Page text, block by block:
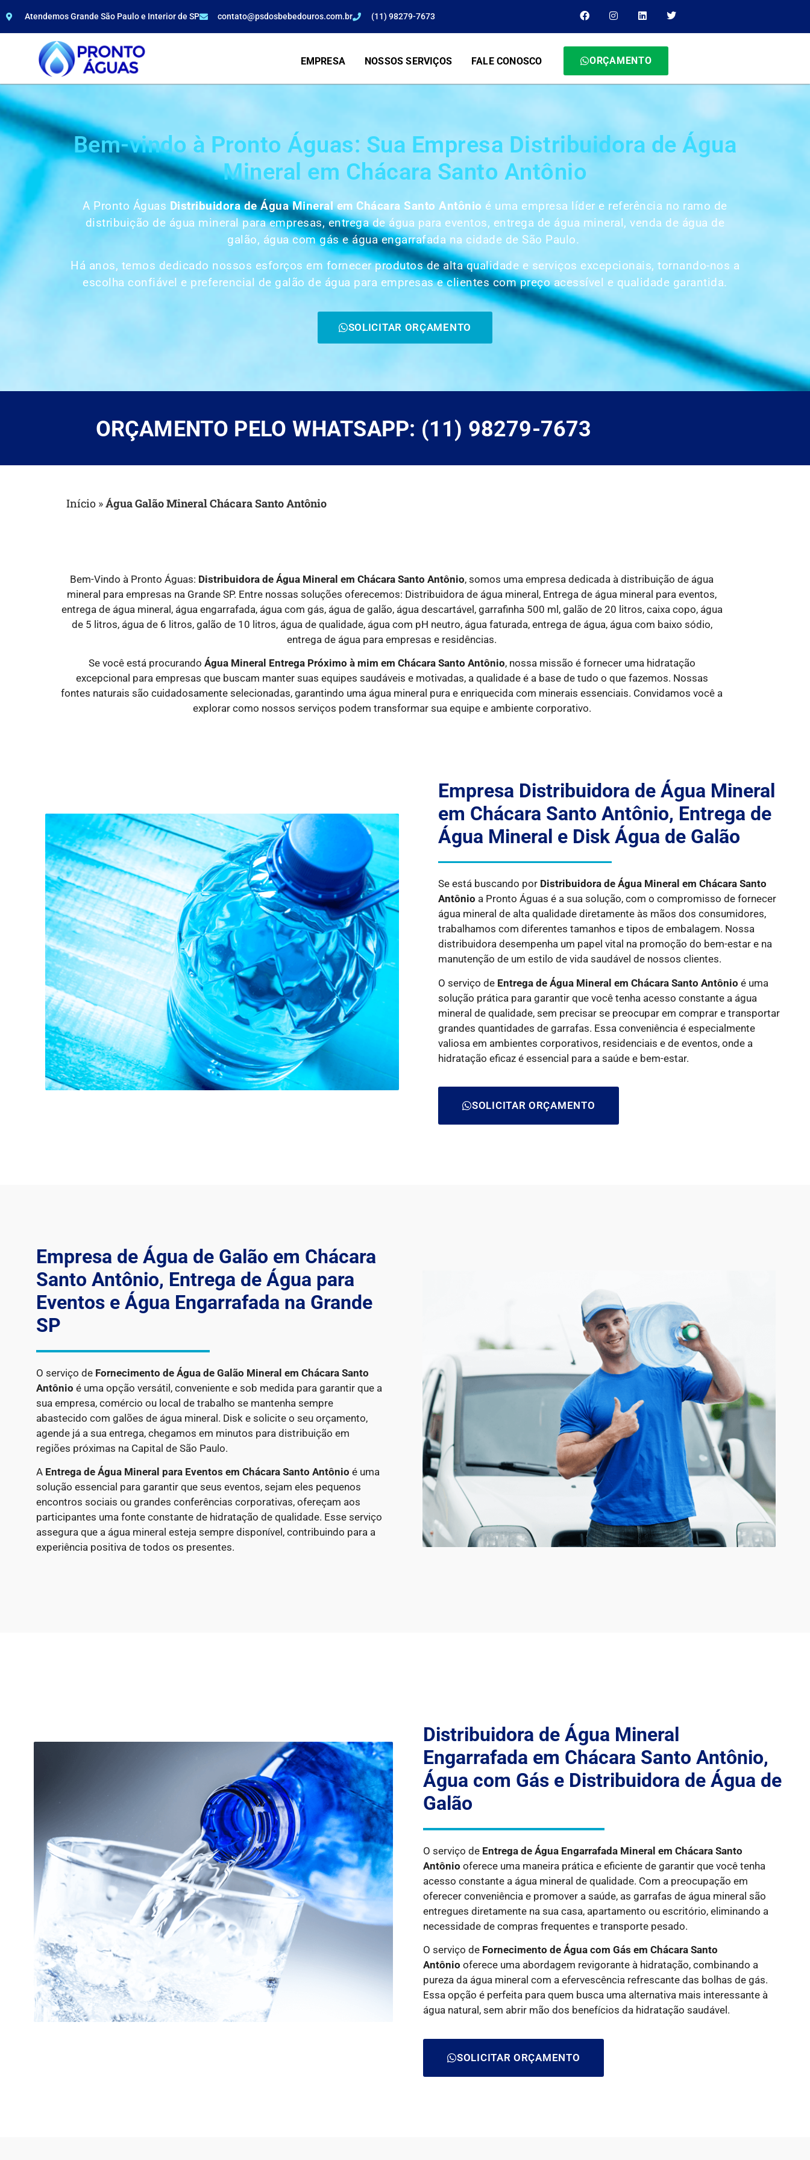
Atendemos Grande São Paulo e Interior de SP contato@psdosbebedouros.com.br (11) 98279-7673
EMPRESA NOSSOS SERVIÇOS FALE CONOSCO ORÇAMENTO
Bem-vindo à Pronto Águas: Sua Empresa Distribuidora de Água
Mineral em Chácara Santo Antônio
A Pronto Águas Distribuidora de Água Mineral em Chácara Santo Antônio é uma empresa líder e referência no ramo de
distribuição de água mineral para empresas, entrega de água para eventos, entrega de água mineral, venda de água de
galão, água com gás e água engarrafada na cidade de São Paulo.
Há anos, temos dedicado nossos esforços em fornecer produtos de alta qualidade e serviços excepcionais, tornando-nos a
escolha confiável e preferencial de galão de água para empresas e clientes com preço acessível e qualidade garantida.
SOLICITAR ORÇAMENTO
ORÇAMENTO PELO WHATSAPP: (11) 98279-7673
Início »Água Galão Mineral Chácara Santo Antônio
Bem-Vindo à Pronto Águas: Distribuidora de Água Mineral em Chácara Santo Antônio, somos uma empresa dedicada à distribuição de água
mineral para empresas na Grande SP. Entre nossas soluções oferecemos: Distribuidora de água mineral, Entrega de água mineral para eventos,
entrega de água mineral, água engarrafada, água com gás, água de galão, água descartável, garrafinha 500 ml, galão de 20 litros, caixa copo, água
de 5 litros, água de 6 litros, galão de 10 litros, água de qualidade, água com pH neutro, água faturada, entrega de água, água com baixo sódio,
entrega de água para empresas e residências.
Se você está procurando Água Mineral Entrega Próximo à mim em Chácara Santo Antônio, nossa missão é fornecer uma hidratação
excepcional para empresas que buscam manter suas equipes saudáveis e motivadas, a qualidade é a base de tudo o que fazemos. Nossas
fontes naturais são cuidadosamente selecionadas, garantindo uma água mineral pura e enriquecida com minerais essenciais. Convidamos você a
explorar como nossos serviços podem transformar sua equipe e ambiente corporativo.
Empresa Distribuidora de Água Mineral
em Chácara Santo Antônio, Entrega de
Água Mineral e Disk Água de Galão
Se está buscando por Distribuidora de Água Mineral emChácara Santo
Antônio a Pronto Águas é a sua solução, com o compromisso de fornecer
água mineral de alta qualidade diretamente às mãos dos consumidores,
trabalhamos com diferentes tamanhos e tipos de embalagem. Nossa
distribuidora desempenha um papel vital na promoção do bem-estar e na
manutenção de um estilo de vida saudável de nossos clientes.
O serviço de Entrega de Água Mineral em Chácara Santo Antônio é uma
solução prática para garantir que você tenha acesso constante a água
mineral de qualidade, sem precisar se preocupar em comprar e transportar
grandes quantidades de garrafas. Essa conveniência é especialmente
valiosa em ambientes corporativos, residenciais e de eventos, onde a
hidratação eficaz é essencial para a saúde e bem-estar.
SOLICITAR ORÇAMENTO
Empresa de Água de Galão em Chácara
Santo Antônio, Entrega de Água para
Eventos e Água Engarrafada na Grande
SP
O serviço de Fornecimento de Água de Galão Mineral em Chácara Santo
Antônio é uma opção versátil, conveniente e sob medida para garantir que a
sua empresa, comércio ou local de trabalho se mantenha sempre
abastecido com galões de água mineral. Disk e solicite o seu orçamento,
agende já a sua entrega, chegamos em minutos para distribuição em
regiões próximas na Capital de São Paulo.
A Entrega de Água Mineral para Eventos em Chácara Santo Antônio é uma
solução essencial para garantir que seus eventos, sejam eles pequenos
encontros sociais ou grandes conferências corporativas, ofereçam aos
participantes uma fonte constante de hidratação de qualidade. Esse serviço
assegura que a água mineral esteja sempre disponível, contribuindo para a
experiência positiva de todos os presentes.
Distribuidora de Água Mineral
Engarrafada em Chácara Santo Antônio,
Água com Gás e Distribuidora de Água de
Galão
O serviço de Entrega de Água Engarrafada Mineral emChácara Santo
Antônio oferece uma maneira prática e eficiente de garantir que você tenha
acesso constante a água mineral de qualidade. Com a preocupação em
oferecer conveniência e promover a saúde, as garrafas de água mineral são
entregues diretamente na sua casa, apartamento ou escritório, eliminando a
necessidade de compras frequentes e transporte pesado.
O serviço de Fornecimento de Água com Gás em Chácara Santo
Antônio oferece uma abordagem revigorante à hidratação, combinando a
pureza da água mineral com a efervescência refrescante das bolhas de gás.
Essa opção é perfeita para quem busca uma alternativa mais interessante à
água natural, sem abrir mão dos benefícios da hidratação saudável.
SOLICITAR ORÇAMENTO